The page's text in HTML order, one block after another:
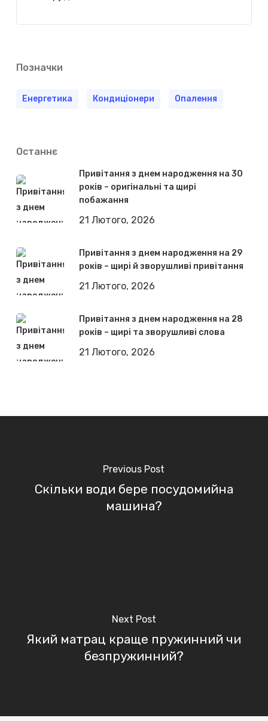
Позначки
Енергетика Кондиціонери Опалення
Останнє
Привітання з днем народження на 30
років – оригінальні та щирі
побажання
21 Лютого, 2026
Привітання з днем народження на 29
років – щирі й зворушливі привітання
21 Лютого, 2026
Привітання з днем народження на 28
років – щирі та зворушливі слова
21 Лютого, 2026
Previous Post
Скільки води бере посудомийна
машина?
Next Post
Який матрац краще пружинний чи
безпружинний?